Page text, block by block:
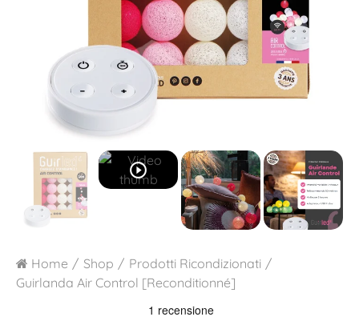
play_circle_outline
Home Shop
Prodotti Ricondizionati
Guirlanda Air Control [Reconditionné]